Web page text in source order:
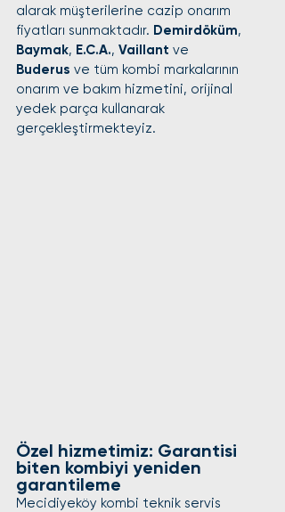
alarak müşterilerine cazip onarım
fiyatları sunmaktadır. Demirdöküm,
Baymak, E.C.A., Vaillant ve
Buderus ve tüm kombi markalarının
onarım ve bakım hizmetini, orijinal
yedek parça kullanarak
gerçekleştirmekteyiz.
Özel hizmetimiz: Garantisi
biten kombiyi yeniden
garantileme
Mecidiyeköy kombi teknik servis